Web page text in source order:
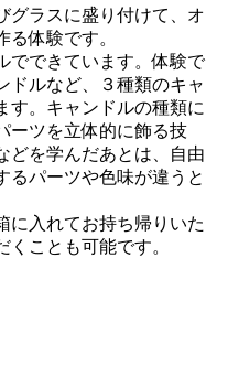
グラスに盛り付けて、オ
体験です。
でできています。体験で
ドルなど、３種類のキャ
す。キャンドルの種類に
ーツを立体的に飾る技
どを学んだあとは、自由
るパーツや色味が違うと
に入れてお持ち帰りいた
ことも可能です。